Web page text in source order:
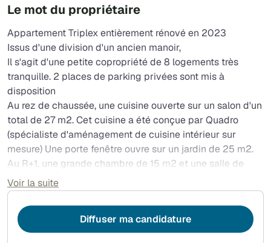
Le mot du propriétaire
Appartement Triplex entièrement rénové en 2023
Issus d'une division d'un ancien manoir,
Il s'agit d'une petite copropriété de 8 logements très
tranquille. 2 places de parking privées sont mis à
disposition
Au rez de chaussée, une cuisine ouverte sur un salon d'un
total de 27 m2. Cet cuisine a été conçue par Quadro
(spécialiste d'aménagement de cuisine intérieur sur
mesure) Une porte fenêtre ouvre sur un jardin de 25 m2.
Au R+1, une grande chambre de 15 m2 et une salle de
bain de 10 m2 avec wc
Au R+2, 2 chambres de 12 m2 et 9 m2 et un deuxième wc
indépendant.
Enfin, cet appartement comprend aussi une cave de 30
m2 directement accessible depuis l'intérieur de
Voir la suite
Diffuser ma candidature